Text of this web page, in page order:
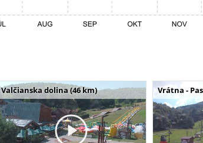
Valčianska dolina (46 km) Vrátna -